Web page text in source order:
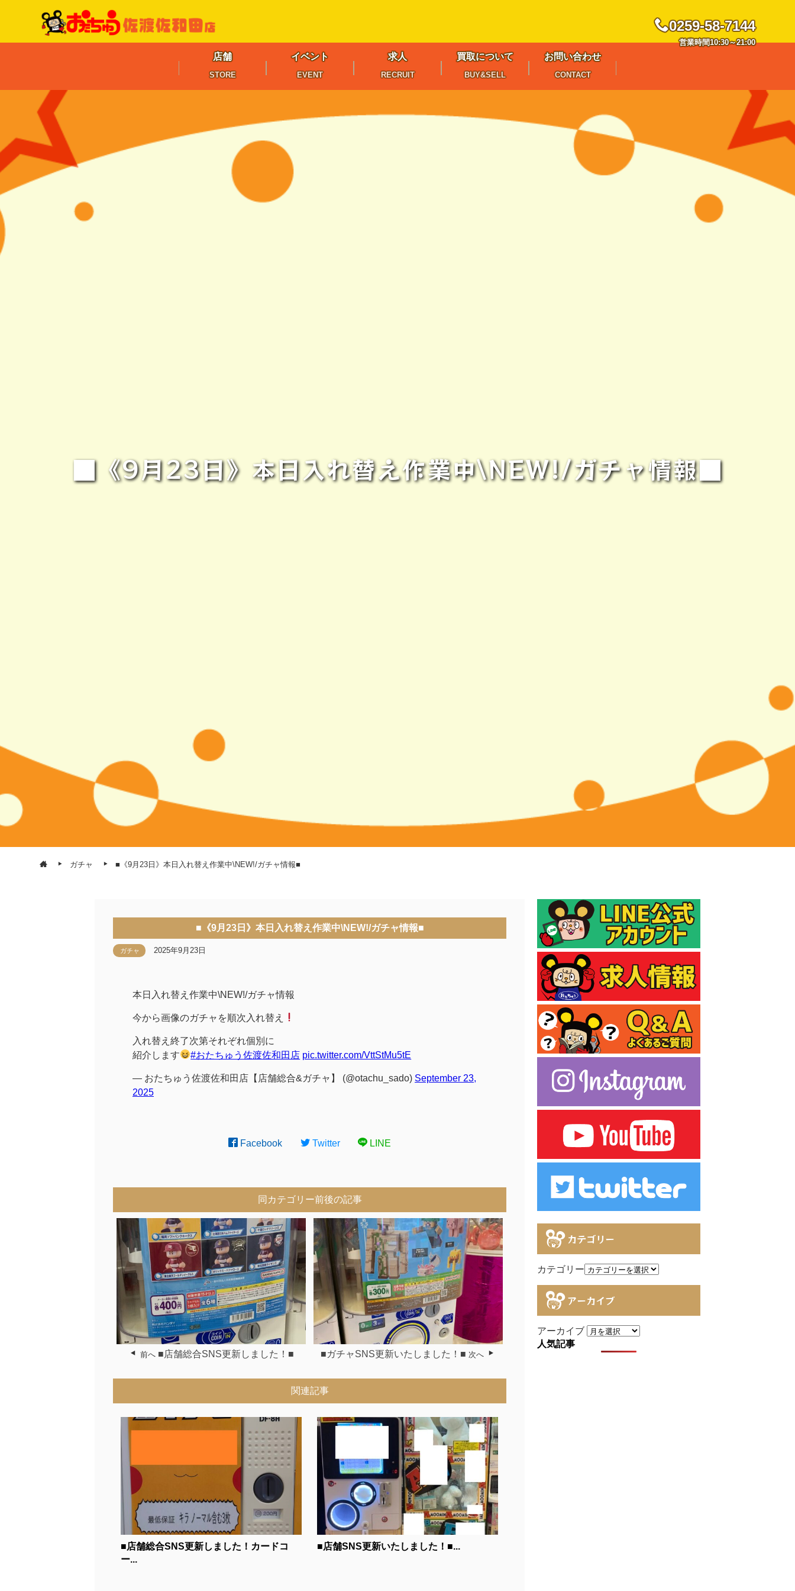
0259-58-7144
営業時間10:30～21:00
店舗
STORE
イベント
EVENT
求人
RECRUIT
買取について
BUY&SELL
お問い合わせ
CONTACT
■《9月23日》本日入れ替え作業中\NEW!/ガチャ情報■
ガチャ ■《9月23日》本日入れ替え作業中\NEW!/ガチャ情報■
■《9月23日》本日入れ替え作業中\NEW!/ガチャ情報■
ガチャ 2025年9月23日
本日入れ替え作業中\NEW!/ガチャ情報
今から画像のガチャを順次入れ替え
入れ替え終了次第それぞれ個別に
紹介します
#おたちゅう佐渡佐和田店 pic.twitter.com/VttStMu5tE
— おたちゅう佐渡佐和田店【店舗総合&ガチャ】 (@otachu_sado) September 23,
2025
Facebook Twitter LINE
同カテゴリー前後の記事
前へ ■店舗総合SNS更新しました！■ ■ガチャSNS更新いたしました！■ 次へ
関連記事
■店舗総合SNS更新しました！カードコ
ー...
■店舗SNS更新いたしました！■...
カテゴリー
カテゴリー
アーカイブ
アーカイブ
人気記事